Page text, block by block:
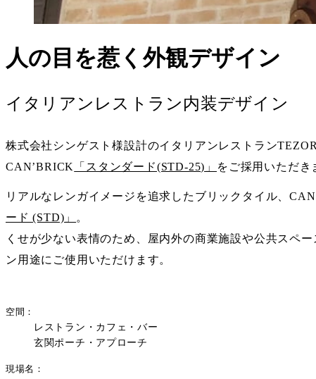
人の目を惹く外観デザイン
イタリアンレストラン内装デザイン
株式会社シンゲスト様設計のイタリアンレストラン
CAN’BRICK
「スタンダード(STD-25)」 をご採用いただき
リアルなレンガイメージを追求したブリックタイル、
ード (STD)」
。
くせが少ない表情のため、屋内外の商業施設や公共スペ
ン用途にご使用いただけます。
空間
レストラン・カフェ・バー
玄関ポーチ・アプローチ
現場名